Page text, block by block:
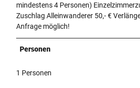
mindestens 4 Personen)
Zuschlag Alleinwanderer 50,- €
Anfrage möglich!
Personen
1 Personen